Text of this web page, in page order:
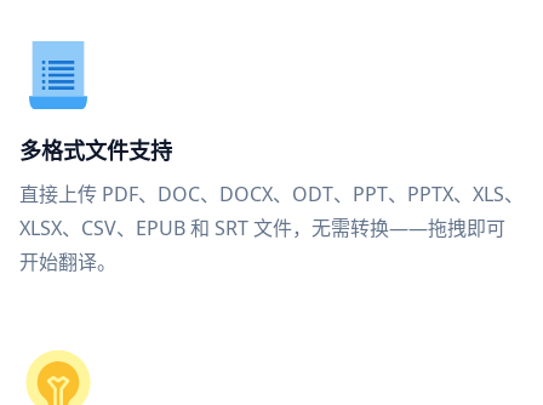
多格式文件支持
直接上传 PDF、DOC、DOCX、ODT、PPT、PPTX、XLS、
XLSX、CSV、EPUB 和 SRT 文件，无需转换——拖拽即可
开始翻译。